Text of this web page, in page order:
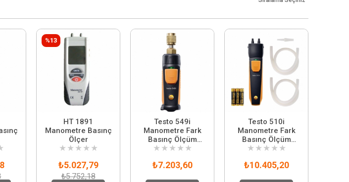
HT 1891
Manometre Basınç
Ölçer
★ ★ ★ ★ ★
₺5.027,79
₺5.752,18
%13
Testo 549i
Manometre Fark
Basınç Ölçüm
Cihazı Akıllı
Yönetilebilen
★ ★ ★ ★ ★
₺7.203,60
Testo 510i
Manometre Fark
Basınç Ölçüm
Cihazı Akıllı
Yönetilebilen
★ ★ ★ ★ ★
₺10.405,20